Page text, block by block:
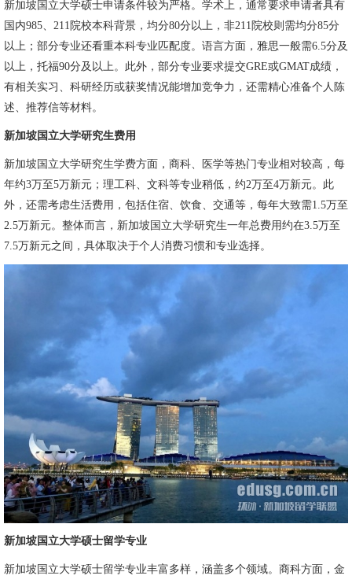
新加坡国立大学硕士申请条件较为严格。学术上，通常要求申请者具有
国内985、211院校本科背景，均分80分以上，非211院校则需均分85分
以上；部分专业还看重本科专业匹配度。语言方面，雅思一般需6.5分及
以上，托福90分及以上。此外，部分专业要求提交GRE或GMAT成绩，
有相关实习、科研经历或获奖情况能增加竞争力，还需精心准备个人陈
述、推荐信等材料。
新加坡国立大学研究生费用
新加坡国立大学研究生学费方面，商科、医学等热门专业相对较高，每
年约3万至5万新元；理工科、文科等专业稍低，约2万至4万新元。此
外，还需考虑生活费用，包括住宿、饮食、交通等，每年大致需1.5万至
2.5万新元。整体而言，新加坡国立大学研究生一年总费用约在3.5万至
7.5万新元之间，具体取决于个人消费习惯和专业选择。
新加坡国立大学硕士留学专业
新加坡国立大学硕士留学专业丰富多样，涵盖多个领域。商科方面，金